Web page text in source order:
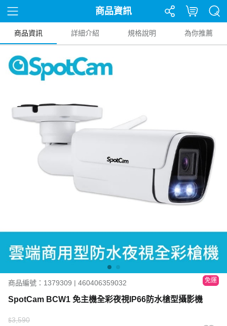
商品資訊
商品資訊 詳細介紹 規格說明 為你推薦
商品編號：1379309 | 460406359032 免運
SpotCam BCW1 免主機全彩夜視IP66防水槍型攝影機
$3,590